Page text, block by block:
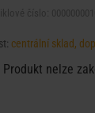
centrální sklad,
Produkt nelze